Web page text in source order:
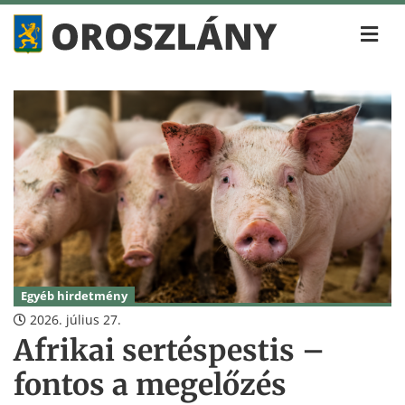
Egyéb hirdetmény
2026. július 27.
Afrikai sertéspestis –
fontos a megelőzés